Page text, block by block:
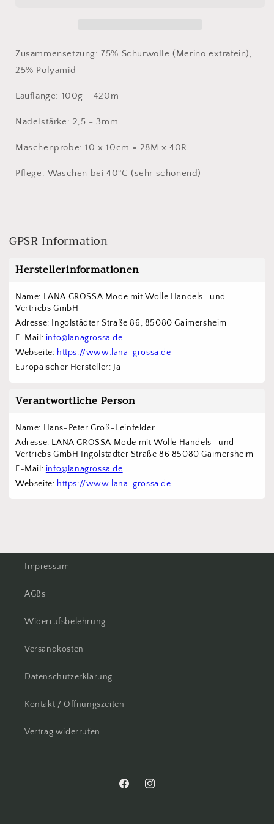
grünblau
grünblau
Zusammensetzung: 75% Schurwolle (Merino extrafein),
25% Polyamid
Lauflänge: 100g = 420m
Nadelstärke: 2,5 - 3mm
Maschenprobe: 10 x 10cm = 28M x 40R
Pflege: Waschen bei 40°C (sehr schonend)
GPSR Information
Herstellerinformationen
Name: LANA GROSSA Mode mit Wolle Handels- und
Vertriebs GmbH
Adresse: Ingolstädter Straße 86, 85080 Gaimersheim
E-Mail: info@lanagrossa.de
Webseite: https://www.lana-grossa.de
Europäischer Hersteller: Ja
Verantwortliche Person
Name: Hans-Peter Groß-Leinfelder
Adresse: LANA GROSSA Mode mit Wolle Handels- und
Vertriebs GmbH Ingolstädter Straße 86 85080 Gaimersheim
E-Mail: info@lanagrossa.de
Webseite: https://www.lana-grossa.de
Impressum
AGBs
Widerrufsbelehrung
Versandkosten
Datenschutzerklärung
Kontakt / Öffnungszeiten
Vertrag widerrufen
FacebookInstagram